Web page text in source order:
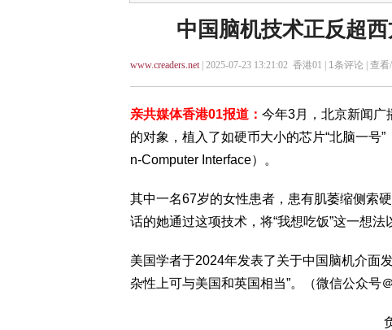
中国脑机技术正反超
www.creaders.net| 2025-07-23 13:21:02 香港01 | 1条评论 | 查看
亲共媒体香港01报道： 今年3月，北京新闻广
的对象，植入了如硬币大小的芯片“北脑一号
n-Computer Interface）。
其中一名67岁的女性患者，患有肌萎缩侧索
话的她通过这项技术，将“我想吃饭”这一想法
美国学者于2024年发表了关于中国脑机介面
杂性上可与美国和英国相当”。（微信公众号